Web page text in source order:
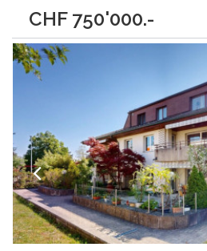
CHF 750'000.-
Fonctionnel et lumineux, ce
optimisée ainsi qu'un...